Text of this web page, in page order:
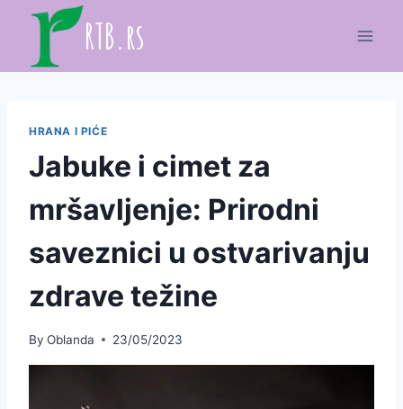
content
RTB.rs
HRANA I PIĆE
Jabuke i cimet za
mršavljenje: Prirodni
saveznici u ostvarivanju
zdrave težine
By Oblanda 23/05/2023